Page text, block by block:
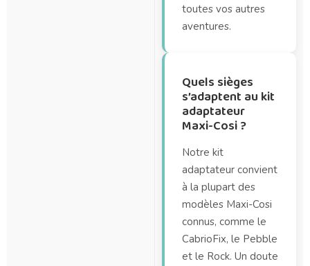
toutes vos autres
aventures.
Quels sièges
s’adaptent au kit
adaptateur
Maxi-Cosi ?
Notre kit
adaptateur convient
à la plupart des
modèles Maxi-Cosi
connus, comme le
CabrioFix, le Pebble
et le Rock. Un doute